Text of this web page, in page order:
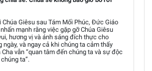
Chúa Giêsu sau Tám Mối Phúc, Đức Giáo
mạnh rằng việc gặp gỡ Chúa Giêsu
hương vị và ánh sáng đích thực cho
ngày, và ngay cả khi chúng ta cảm thấy
Cha vẫn “quan tâm đến chúng ta và sự độc
ta”.